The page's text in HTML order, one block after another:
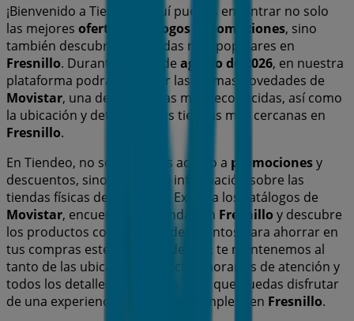
¡Bienvenido a Tiendeo! Aquí puedes encontrar no solo
las mejores ofertas catálogos promociones, sino
también descubrir las tiendas más populares en
Fresnillo. Durante el mes de agosto de 2026, en nuestra
plataforma podrás conocer las últimas novedades de
Movistar, una de las marcas más reconocidas, así como
la ubicación y detalles de las tiendas más cercanas en
Fresnillo.
En Tiendeo, no solo tendrás acceso a promocionesy
descuentos, sino también a información sobre las
tiendas físicas de tu ciudad. Explora los catálogos de
Movistar, encuentra las tiendas en Fresnillo y descubre
los productos con grandes descuentos para ahorrar en
tus compras este
. Además, te mantenemos al
tanto de las ubicaciones exactas, horarios de atención y
todos los detalles necesarios para que puedas disfrutar
de una experiencia de compra completa en Fresnillo.